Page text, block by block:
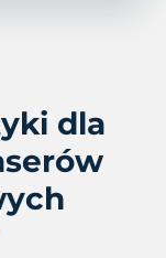
dla